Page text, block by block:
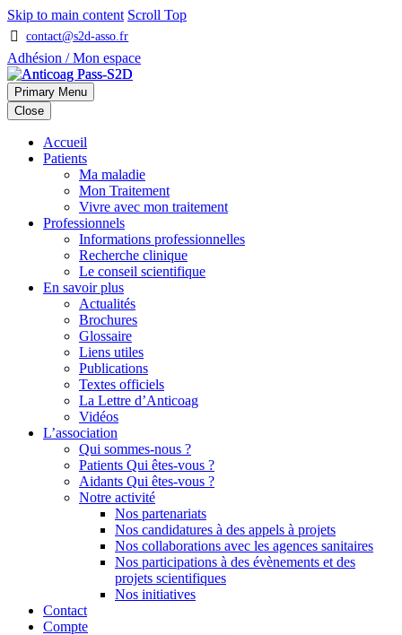
Skip to main content Scroll Top
contact@s2d-asso.fr
Adhésion / Mon espace
Primary Menu
Close
Accueil
Patients
Ma maladie
Mon Traitement
Vivre avec mon traitement
Professionnels
Informations professionnelles
Recherche clinique
Le conseil scientifique
En savoir plus
Actualités
Brochures
Glossaire
Liens utiles
Publications
Textes officiels
La Lettre d’Anticoag
Vidéos
L’association
Qui sommes-nous ?
Patients Qui êtes-vous ?
Aidants Qui êtes-vous ?
Notre activité
Nos partenariats
Nos candidatures à des appels à projets
Nos collaborations avec les agences sanitaires
Nos participations à des évènements et des
projets scientifiques
Nos initiatives
Contact
Compte